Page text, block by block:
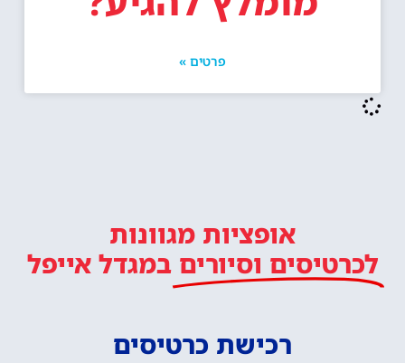
פרטים »
אופציות מגוונות
לכרטיסים וסיורים במגדל אייפל
רכישת כרטיסים